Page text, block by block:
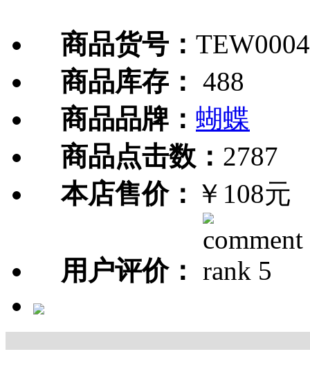
商品货号：
商品库存： 488
商品品牌： 蝴蝶
商品点击数： 2787
本店售价： ￥108元
用户评价：